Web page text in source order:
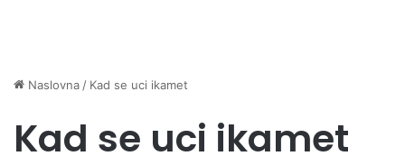
Naslovna / Kad se uci ikamet
Kad se uci ikamet